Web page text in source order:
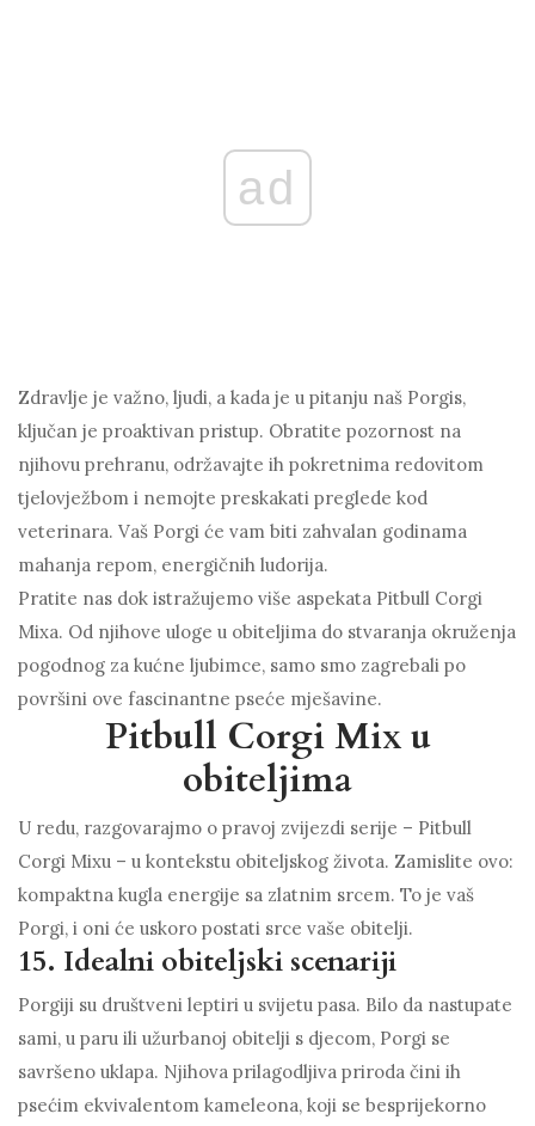
ad
Zdravlje je važno, ljudi, a kada je u pitanju naš Porgis,
ključan je proaktivan pristup. Obratite pozornost na
njihovu prehranu, održavajte ih pokretnima redovitom
tjelovježbom i nemojte preskakati preglede kod
veterinara. Vaš Porgi će vam biti zahvalan godinama
mahanja repom, energičnih ludorija.
Pratite nas dok istražujemo više aspekata Pitbull Corgi
Mixa. Od njihove uloge u obiteljima do stvaranja okruženja
pogodnog za kućne ljubimce, samo smo zagrebali po
površini ove fascinantne pseće mješavine.
Pitbull Corgi Mix u
obiteljima
U redu, razgovarajmo o pravoj zvijezdi serije – Pitbull
Corgi Mixu – u kontekstu obiteljskog života. Zamislite ovo:
kompaktna kugla energije sa zlatnim srcem. To je vaš
Porgi, i oni će uskoro postati srce vaše obitelji.
15. Idealni obiteljski scenariji
Porgiji su društveni leptiri u svijetu pasa. Bilo da nastupate
sami, u paru ili užurbanoj obitelji s djecom, Porgi se
savršeno uklapa. Njihova prilagodljiva priroda čini ih
psećim ekvivalentom kameleona, koji se besprijekorno